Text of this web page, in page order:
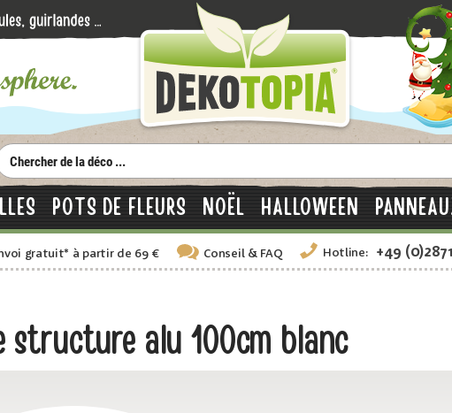
POTS DE FLEURS NOËL HALLOWEEN
gratuit* à partir de 69 € Conseil& FAQ Hotline: +49
structure alu 100cm blanc